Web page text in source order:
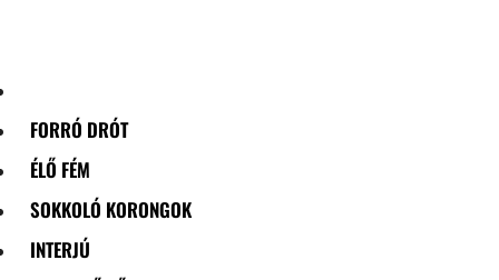
FORRÓ DRÓT
ÉLŐ FÉM
SOKKOLÓ KORONGOK
INTERJÚ